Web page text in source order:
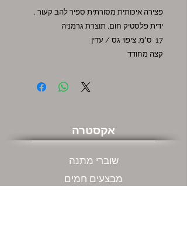
פצירה איכותית מסורתית ספיר להב קעור ,
ידית פלסטיק חום, תוצרת גרמניה
17 ס"מ. ציפוי גס / עדין
קצה מחודד
אקסטרה
שוברי מתנה
מבצעים חמים